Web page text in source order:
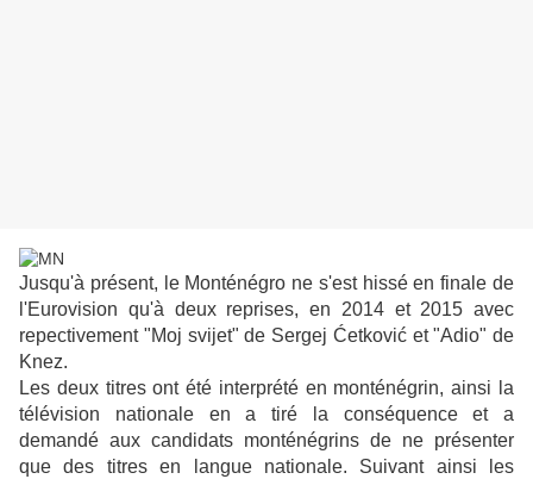
Jusqu'à présent, le Monténégro ne s'est hissé en finale de
l'Eurovision qu'à deux reprises, en 2014 et 2015 avec
repectivement "Moj svijet" de Sergej Ćetković et "Adio" de
Knez.
Les deux titres ont été interprété en monténégrin, ainsi la
télévision nationale en a tiré la conséquence et a
demandé aux candidats monténégrins de ne présenter
que des titres en langue nationale. Suivant ainsi les